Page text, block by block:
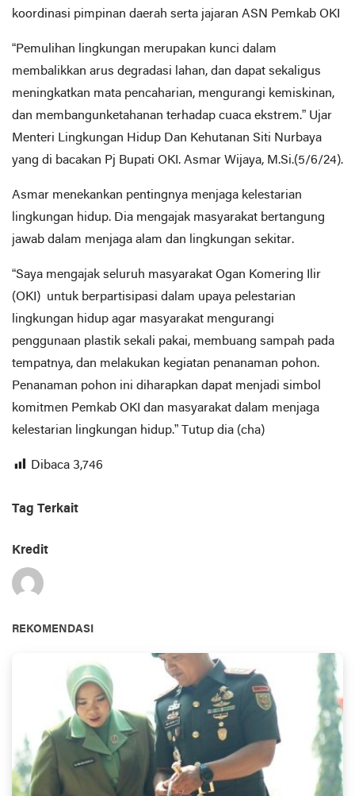
koordinasi pimpinan daerah serta jajaran ASN Pemkab OKI
“Pemulihan lingkungan merupakan kunci dalam
membalikkan arus degradasi lahan, dan dapat sekaligus
meningkatkan mata pencaharian, mengurangi kemiskinan,
dan membangunketahanan terhadap cuaca ekstrem.” Ujar
Menteri Lingkungan Hidup Dan Kehutanan Siti Nurbaya
yang di bacakan Pj Bupati OKI. Asmar Wijaya, M.Si.(5/6/24).
Asmar menekankan pentingnya menjaga kelestarian
lingkungan hidup. Dia mengajak masyarakat bertangung
jawab dalam menjaga alam dan lingkungan sekitar.
“Saya mengajak seluruh masyarakat Ogan Komering Ilir
(OKI) untuk berpartisipasi dalam upaya pelestarian
lingkungan hidup agar masyarakat mengurangi
penggunaan plastik sekali pakai, membuang sampah pada
tempatnya, dan melakukan kegiatan penanaman pohon.
Penanaman pohon ini diharapkan dapat menjadi simbol
komitmen Pemkab OKI dan masyarakat dalam menjaga
kelestarian lingkungan hidup.” Tutup dia (cha)
Dibaca 3,746
Tag Terkait
Kredit
REKOMENDASI